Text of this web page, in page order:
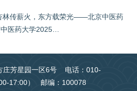
林传薪火，东方载荣光——北京中医药
医药大学2025…
庄芳星园一区6号 电话：010-
17:00） 邮编：100078